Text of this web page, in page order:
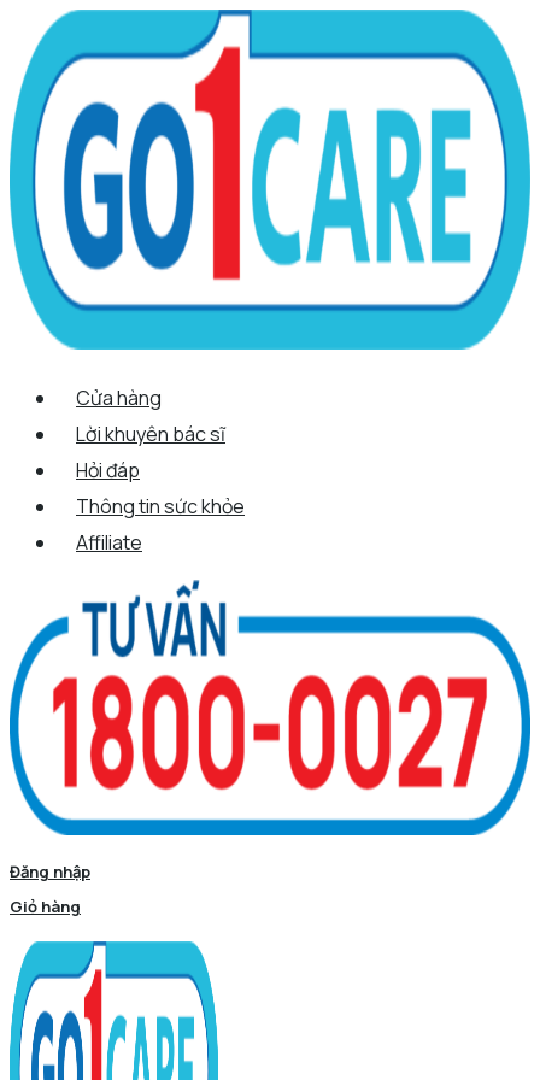
nội
dung
Menu
Cửa hàng
Lời khuyên bác sĩ
Hỏi đáp
Thông tin sức khỏe
Affiliate
Đăng nhập
Giỏ hàng
Tên*
Email*
Trang
web
Scroll
Up